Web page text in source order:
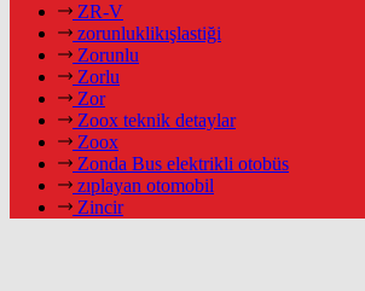
ZR-V
zorunluklikışlastiği
Zorunlu
Zorlu
Zor
Zoox teknik detaylar
Zoox
Zonda Bus elektrikli otobüs
zıplayan otomobil
Zincir